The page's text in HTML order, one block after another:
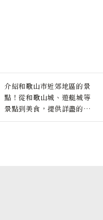
介紹和歌山市近郊地區的景
點！從和歌山城、遊艇城等
景點到美食，提供詳盡的觀
光資訊！